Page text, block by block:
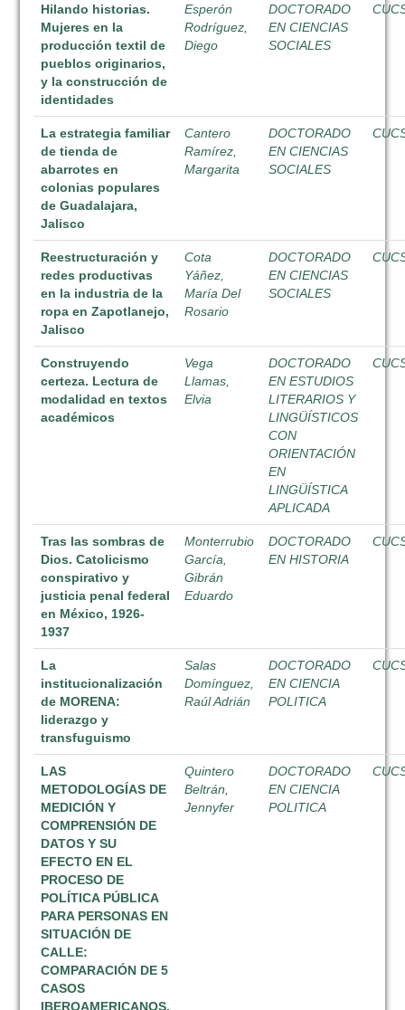
Hilando historias.
Mujeres en la
producción textil de
pueblos originarios,
y la construcción de
identidades
Esperón
Rodríguez,
Diego
DOCTORADO
EN CIENCIAS
SOCIALES
La estrategia familiar
de tienda de
abarrotes en
colonias populares
de Guadalajara,
Jalisco
Cantero
Ramírez,
Margarita
DOCTORADO
EN CIENCIAS
SOCIALES
Reestructuración y
redes productivas
en la industria de la
ropa en Zapotlanejo,
Jalisco
Cota
Yáñez,
María Del
Rosario
DOCTORADO
EN CIENCIAS
SOCIALES
Construyendo
certeza. Lectura de
modalidad en textos
académicos
Vega
Llamas,
Elvia
DOCTORADO
EN ESTUDIOS
LITERARIOS Y
LINGÜÍSTICOS
CON
ORIENTACIÓN
EN
LINGÜÍSTICA
APLICADA
Tras las sombras de
Dios. Catolicismo
conspirativo y
justicia penal federal
en México, 1926-
1937
Monterrubio
García,
Gibrán
Eduardo
DOCTORADO
EN HISTORIA
La
institucionalización
de MORENA:
liderazgo y
transfuguismo
Salas
Domínguez,
Raúl Adrián
DOCTORADO
EN CIENCIA
POLITICA
LAS
METODOLOGÍAS DE
MEDICIÓN Y
COMPRENSIÓN DE
DATOS Y SU
EFECTO EN EL
PROCESO DE
POLÍTICA PÚBLICA
PARA PERSONAS EN
SITUACIÓN DE
CALLE:
COMPARACIÓN DE 5
CASOS
IBEROAMERICANOS,
Quintero
Beltrán,
Jennyfer
DOCTORADO
EN CIENCIA
POLITICA